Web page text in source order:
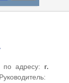
по адресу: г.